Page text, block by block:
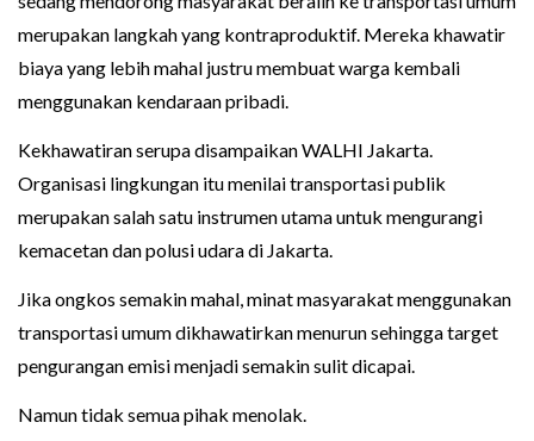
merupakan langkah yang kontraproduktif. Mereka khawatir
biaya yang lebih mahal justru membuat warga kembali
menggunakan kendaraan pribadi.
Kekhawatiran serupa disampaikan WALHI Jakarta.
Organisasi lingkungan itu menilai transportasi publik
merupakan salah satu instrumen utama untuk mengurangi
kemacetan dan polusi udara di Jakarta.
Jika ongkos semakin mahal, minat masyarakat menggunakan
transportasi umum dikhawatirkan menurun sehingga target
pengurangan emisi menjadi semakin sulit dicapai.
Namun tidak semua pihak menolak.